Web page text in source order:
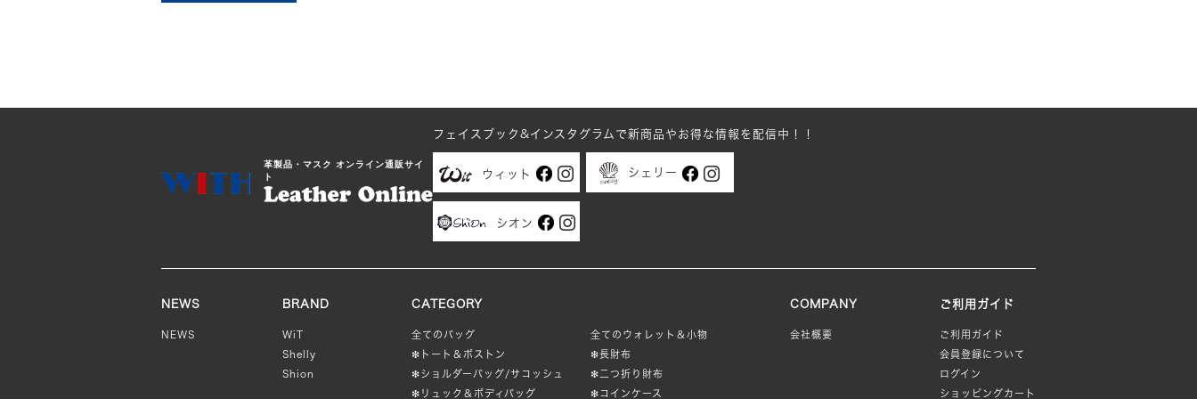
複
バ
リ
ン
あ
り
革製品・マスク オンライン通販サイ
ト
フェイスブック&インスタグラムで新商品やお得な情報を配信中！！
ウィット シェリー
シオン
NEWS
NEWS
BRAND
WiT
Shelly
Shion
CATEGORY
全てのバッグ
❇︎トート＆ボストン
❇︎ショルダーバッグ/サコッシュ
❇︎リュック＆ボディバッグ
全てのウォレット＆小物
❇︎長財布
❇︎二つ折り財布
❇︎コインケース
COMPANY
会社概要
ご利用ガイド
ご利用ガイド
会員登録について
ログイン
ショッピングカート